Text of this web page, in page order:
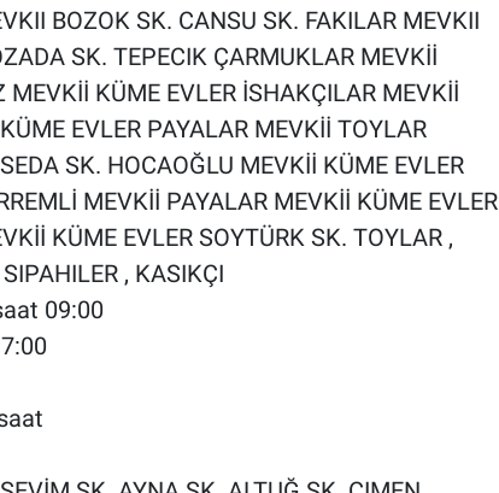
BOZOK SK. CANSU SK. FAKILAR MEVKII
SK. TEPECIK ÇARMUKLAR MEVKİİ
MEVKİİ KÜME EVLER İSHAKÇILAR MEVKİİ
EVLER PAYALAR MEVKİİ TOYLAR
SK. HOCAOĞLU MEVKİİ KÜME EVLER
MEVKİİ PAYALAR MEVKİİ KÜME EVLER
KÜME EVLER SOYTÜRK SK. TOYLAR ,
, KASIKÇI
09:00